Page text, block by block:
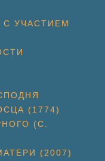
УЧАСТИЕМ
(1774)
(С.
(2007)